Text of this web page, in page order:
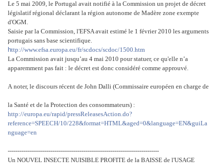
Le 5 mai 2009, le Portugal avait notifié à la Commission un projet de décret
législatif régional déclarant la région autonome de Madère zone exempte
d'OGM.
Saisie par la Commission, l'EFSA avait estimé le 1 février 2010 les arguments
portugais sans base scientifique.
http://www.efsa.europa.eu/fr/scdocs/scdoc/1500.htm
La Commission avait jusqu’au 4 mai 2010 pour statuer, ce qu'elle n’a
apparemment pas fait : le décret est donc considéré comme approuvé.
A noter, le discours récent de John Dalli (Commissaire européen en charge de
la Santé et de la Protection des consommateurs) :
http://europa.eu/rapid/pressReleasesAction.do?
reference=SPEECH/10/228&format=HTML&aged=0&language=EN&guiLa
nguage=en
------------------------------------------------------------------------------
Un NOUVEL INSECTE NUISIBLE PROFITE de la BAISSE de l'USAGE